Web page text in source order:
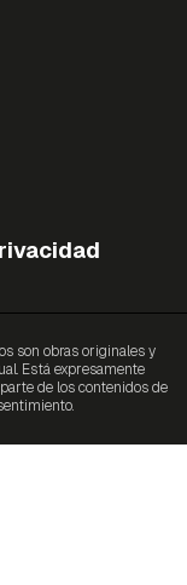
son obras originales y
Está expresamente
de los contenidos de